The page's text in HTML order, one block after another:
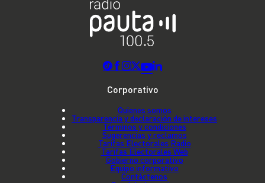
Corporativo
Quienes somos
Transparencia y declaración de intereses
Términos y condiciones
Sugerencias y reclamos
Tarifas Electorales Radio
Tarifas Electorales Web
Gobierno corporativo
Equipo informativo
Contáctenos